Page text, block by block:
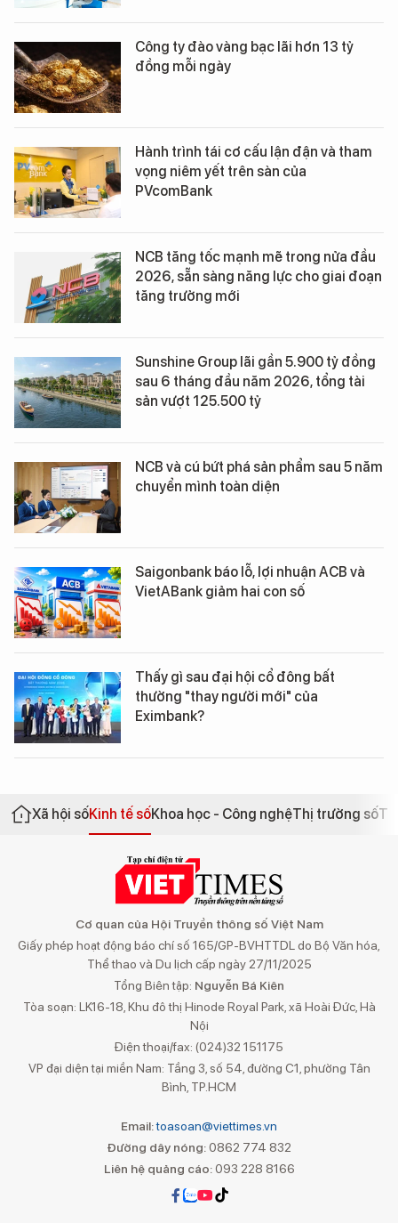
Công ty đào vàng bạc lãi hơn 13 tỷ
đồng mỗi ngày
Hành trình tái cơ cấu lận đận và tham
vọng niêm yết trên sàn của
PVcomBank
NCB tăng tốc mạnh mẽ trong nửa đầu
2026, sẵn sàng năng lực cho giai đoạn
tăng trưởng mới
Sunshine Group lãi gần 5.900 tỷ đồng
sau 6 tháng đầu năm 2026, tổng tài
sản vượt 125.500 tỷ
NCB và cú bứt phá sản phẩm sau 5 năm
chuyển mình toàn diện
Saigonbank báo lỗ, lợi nhuận ACB và
VietABank giảm hai con số
Thấy gì sau đại hội cổ đông bất
thường "thay người mới" của
Eximbank?
Xã hội sốKinh tế sốKhoa học - Công nghệThị trường số
Cơ quan của Hội Truyền thông số Việt Nam
Giấy phép hoạt động báo chí số 165/GP-BVHTTDL do Bộ Văn hóa,
Thể thao và Du lịch cấp ngày 27/11/2025
Tổng Biên tập: Nguyễn Bá Kiên
Tòa soạn: LK16-18, Khu đô thị Hinode Royal Park, xã Hoài Đức, Hà
Nội
Điện thoại/fax: (024)32 151175
VP đại diện tại miền Nam: Tầng 3, số 54, đường C1, phường Tân
Bình, TP.HCM
Email:toasoan@viettimes.vn
Đường dây nóng: 0862 774 832
Liên hệ quảng cáo:093 228 8166